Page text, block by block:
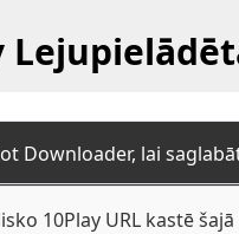
Downloader, lai
10Play URL kastē